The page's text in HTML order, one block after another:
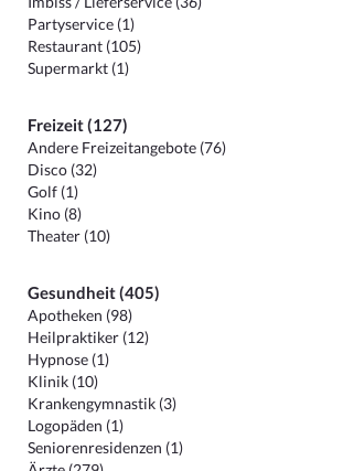
Partyservice (1)
Restaurant (105)
Supermarkt (1)
Freizeit (127)
Andere Freizeitangebote (76)
Disco (32)
Golf (1)
Kino (8)
Theater (10)
Gesundheit (405)
Apotheken (98)
Heilpraktiker (12)
Hypnose (1)
Klinik (10)
Krankengymnastik (3)
Logopäden (1)
Seniorenresidenzen (1)